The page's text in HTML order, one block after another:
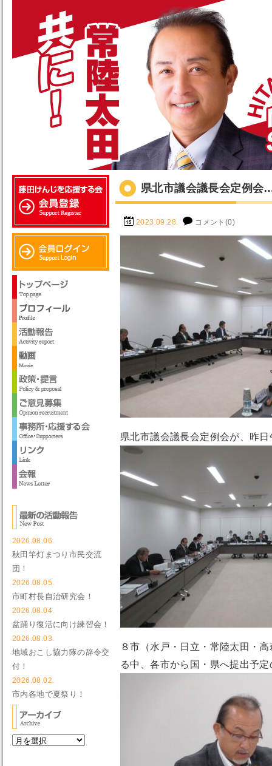
県北市議会議長会定例会
2023.09.28. コメント(0)
県北市議会議長会定例会が、昨
８市（水戸・日立・常陸太田・
る中、各市から国・県へ提出予
2026.08.06.
秋田竿灯まつり市民交流
団！
2026.08.05.
市町村長自治研究会！
2026.08.04.
盆踊り復活に向け練習会！
2026.08.03.
地域おこし協力隊の辞令交
付！
2026.08.02.
市内各地で夏祭り！